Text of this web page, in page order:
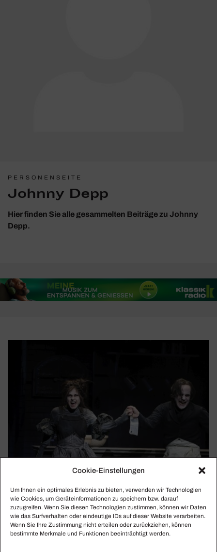
Cookie-Einstellungen
Um Ihnen ein optimales Erlebnis zu bieten, verwenden wir Technologien
wie Cookies, um Geräteinformationen zu speichern bzw. darauf
zuzugreifen. Wenn Sie diesen Technologien zustimmen, können wir Daten
wie das Surfverhalten oder eindeutige IDs auf dieser Website verarbeiten.
Wenn Sie Ihre Zustimmung nicht erteilen oder zurückziehen, können
bestimmte Merkmale und Funktionen beeinträchtigt werden.
PERSONENSEITE
Johnny Depp
Hier finden Sie alle gesammelten Beiträge zu Johnny
Depp.